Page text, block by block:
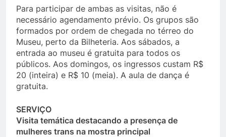
Para participar de ambas as visitas, não é
necessário agendamento prévio. Os grupos são
formados por ordem de chegada no térreo do
Museu, perto da Bilheteria. Aos sábados, a
entrada ao museu é gratuita para todos os
públicos. Aos domingos, os ingressos custam R$
20 (inteira) e R$ 10 (meia). A aula de dança é
gratuita.
SERVIÇO
Visita temática destacando a presença de
mulheres trans na mostra principal